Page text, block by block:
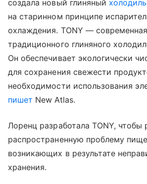
создала новый глиняный
на старинном принципе
охлаждения. TONY —
традиционного глиняного
Он обеспечивает экологически
для сохранения свежести
необходимости использования
пишет New Atlas.
Лоренц разработала TONY, чтобы
распространенную проблему
возникающих в результате
хранения.